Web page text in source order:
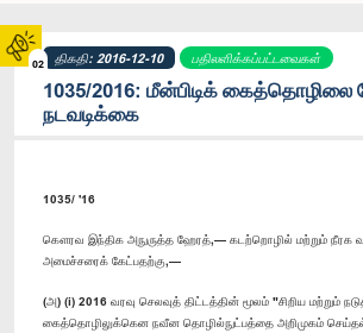
02 திகதி: 2016-12-10 பதிலளிக்கப்பட்டவைகள்
1035/2016: மீன்பிடிக் கைத்தொழிலை
நடவடிக்கை
1035/ '16
கௌரவ இந்திக அநுருத்த ஹேரத்,— கடற்றொழில் மற்றும் நீரக
அமைச்சரைக் கேட்பதற்கு,—
(அ) (i) 2016 வரவு செலவுத் திட்டத்தின் மூலம் "சிறிய மற்றும்
கைத்தொழிலுக்கென நவீன தொழில்நுட்பத்தை அறிமுகம்